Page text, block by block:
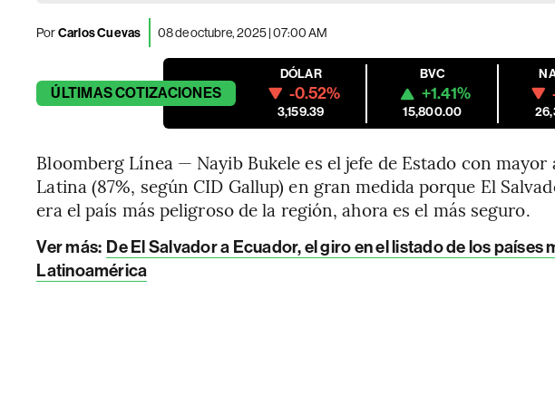
PorCarlos Cuevas 08 de octubre, 2025 | 07:00 AM
ÚLTIMASCOTIZACIONES
DÓLAR
-0.52%
3,159.39
BVC
+1.41%
15,800.00
Bloomberg Línea — Nayib Bukele es el jefe de Estado con
Latina (87%, según CID Gallup) en gran medida porque El
era el país más peligroso de la región, ahora es el más seguro.
Ver más: De El Salvador a Ecuador, el giro en el listado de los países
Latinoamérica